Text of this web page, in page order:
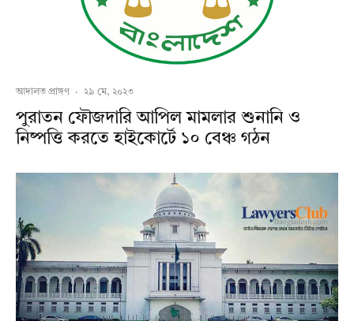
আদালত প্রাঙ্গণ · ২৯ মে, ২০২৩
পুরাতন ফৌজদারি আপিল মামলার শুনানি ও
নিষ্পত্তি করতে হাইকোর্টে ১০ বেঞ্চ গঠন